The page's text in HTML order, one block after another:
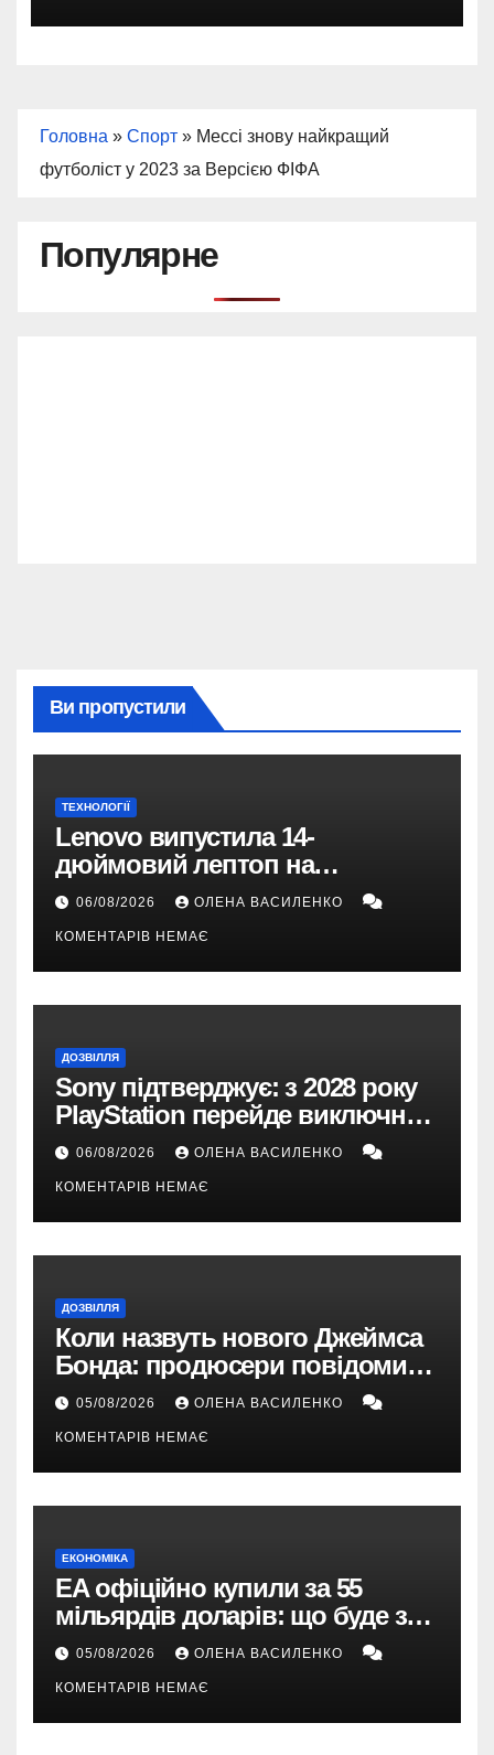
Головна » Спорт » Мессі знову найкращий
футболіст у 2023 за Версією ФІФА
Популярне
Ви пропустили
ТЕХНОЛОГІЇ
Lenovo випустила 14-
дюймовий лептоп на
Snapdragon X2 з автономністю
понад 33 години
06/08/2026 ОЛЕНА ВАСИЛЕНКО
КОМЕНТАРІВ НЕМАЄ
ДОЗВІЛЛЯ
Sony підтверджує: з 2028 року
PlayStation перейде виключно
на цифрові ігри
06/08/2026 ОЛЕНА ВАСИЛЕНКО
КОМЕНТАРІВ НЕМАЄ
ДОЗВІЛЛЯ
Коли назвуть нового Джеймса
Бонда: продюсери повідомили
про терміни кастингу
05/08/2026 ОЛЕНА ВАСИЛЕНКО
КОМЕНТАРІВ НЕМАЄ
ЕКОНОМІКА
EA офіційно купили за 55
мільярдів доларів: що буде з
EA Sports FC, Battlefield і The
Sims
05/08/2026 ОЛЕНА ВАСИЛЕНКО
КОМЕНТАРІВ НЕМАЄ